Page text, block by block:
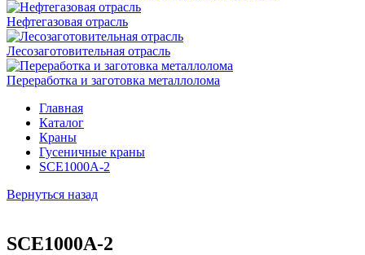
Нефтегазовая отрасль
Лесозаготовительная отрасль
Переработка и заготовка металлолома
Главная
Каталог
Краны
Гусеничные краны
SCE1000A-2
Вернуться назад
SCE1000A-2